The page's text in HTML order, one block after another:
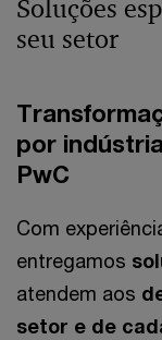
Soluções
seu setor
por
PwC
Com
entregamos
atendem aos
setor e de